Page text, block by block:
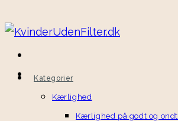
Kategorier
Kærlighed
Kærlighed på godt og ondt